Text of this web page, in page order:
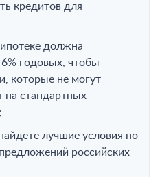
кредитов для
должна
годовых, чтобы
которые не могут
на стандартных
лучшие условия по
российских